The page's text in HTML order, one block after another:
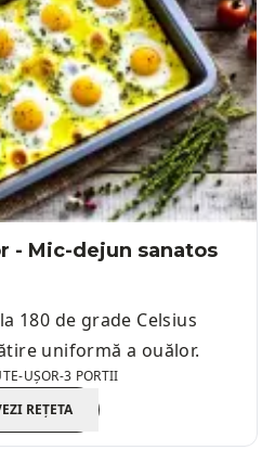
- Mic-dejun sanatos
180 de grade Celsius
uniformă a ouălor.
-UȘOR-3 PORTII
REȚETA